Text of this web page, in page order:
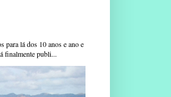
para lá dos 10 anos e ano e
finalmente publi...